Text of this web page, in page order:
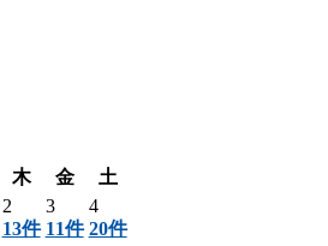
木 金
土
2
13件
3
11件
4
20件